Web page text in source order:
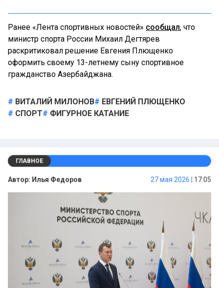
Ранее «Лента спортивных новостей» сообщал, что
министр спорта России Михаил Дегтярев
раскритиковал решение Евгения Плющенко
оформить своему 13-летнему сыну спортивное
гражданство Азербайджана.
ВИТАЛИЙ МИЛОНОВ
ЕВГЕНИЙ ПЛЮЩЕНКО
СПОРТ
ФИГУРНОЕ КАТАНИЕ
ГЛАВНОЕ
Автор: Илья Федоров 27 мая 2026 | 17:05